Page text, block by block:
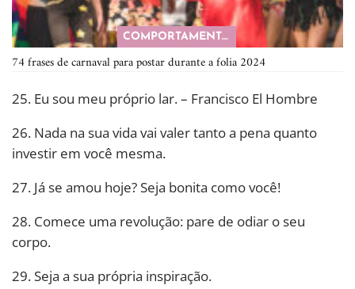
COMPORTAMENTO
74 frases de carnaval para postar durante a folia 2024
25. Eu sou meu próprio lar. – Francisco El Hombre
26. Nada na sua vida vai valer tanto a pena quanto
investir em você mesma.
27. Já se amou hoje? Seja bonita como você!
28. Comece uma revolução: pare de odiar o seu
corpo.
29. Seja a sua própria inspiração.